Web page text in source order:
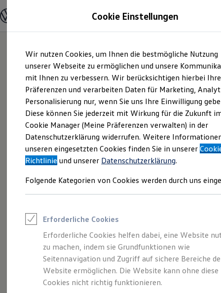
Hauptinhalt
springen
Footer
springen
Modelle und Konfigurator
Modelle vergleichen
Elektroautos
ENERGY Sondermodelle
Nutzfahrzeuge
SUV und CUV
Familienautos
Kombis
Kompaktwagen
Sportwagen
Schnell verfügbare Fahrzeuge
Angebote und Produkte
Aktuelle Angebote
E-Auto-Förderung
Volkswagen Marktplatz
Junge Gebrauchtwagen und Gebrauchtwagen
Saisonangebote
Leasing
Leasing-Angebote
Gebrauchtwagen Leasing
Junge Gebrauchtwagen-Leasing
Elektroauto Leasing
Kleinwagen-Leasing
Leasing ohne Anzahlung
Mehr Raum für alle(s).
Der Tayron.
Cookie Einstellungen
Wir nutzen Cookies, um Ihnen die bestmögliche Nutzung
unserer Webseite zu ermöglichen und unsere
mit Ihnen zu verbessern. Wir berücksichtigen hierbei Ihre
Präferenzen und verarbeiten Daten für Marketing,
Personalisierung nur, wenn Sie uns Ihre Einwilligung
Diese können Sie jederzeit mit Wirkung für die Zukunft
Cookie Manager (Meine Präferenzen verwalten) in der
Datenschutzerklärung widerrufen. Weitere
unseren eingesetzten Cookies finden Sie in unserer
Richtlinie und unserer Datenschutzerklärung.
Folgende Kategorien von Cookies werden durch uns
Erforderliche Cookies
Erforderliche Cookies helfen dabei, eine Website
zu machen, indem sie Grundfunktionen wie
Seitennavigation und Zugriff auf sichere Bereiche
Website ermöglichen. Die Website kann ohne diese
Cookies nicht richtig funktionieren.